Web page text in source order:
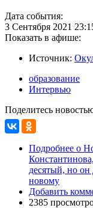
Дата события:
3 Сентября 2021
Показать в афише:
Источник:
образование
Интервью
Поделитесь
Подробнее о
десятый, но он
новому
Добавить
2385